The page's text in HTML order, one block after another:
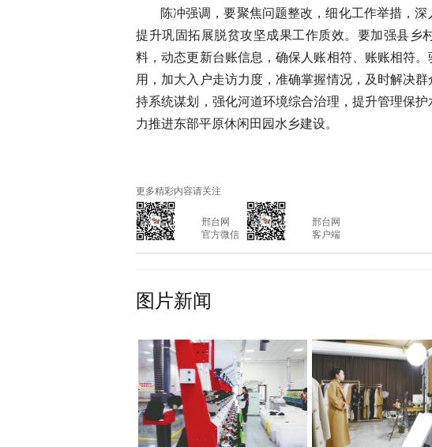
陈冲强调，要聚焦问题整改，细化工作举措，
提升巩固拓展脱贫攻坚成果工作质效。要加强县乡
料，动态更新台账信息，确保人账相符、账账相符
用，加大入户走访力度，准确掌握情况，及时解决
持系统谋划，强化河道环境综合治理，提升管理保
力推进东部平原休闲田园水乡建设。
更多精彩内容请关注
			邢台网
			官方微信
			邢台网
			客户端
图片新闻